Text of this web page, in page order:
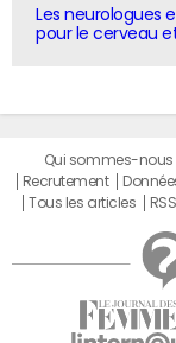
Les neurologues
pour le cerveau
Qui sommes-nous
Recrutement
Tous les articles
RSS